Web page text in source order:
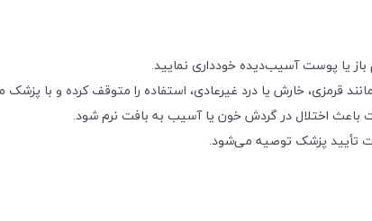
باز یا پوست آسیب‌دیده خودداری نمایید.
قرمزی، خارش یا درد غیرعادی، استفاده را متوقف کرده و با
اختلال در گردش خون یا آسیب به بافت نرم شود.
تأیید پزشک توصیه می‌شود.